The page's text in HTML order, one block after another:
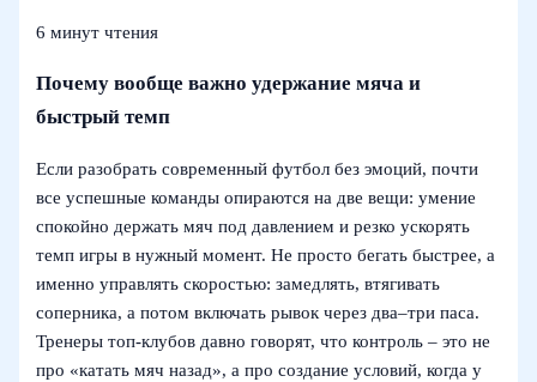
6 минут чтения
Почему вообще важно удержание мяча и
быстрый темп
Если разобрать современный футбол без эмоций, почти
все успешные команды опираются на две вещи: умение
спокойно держать мяч под давлением и резко ускорять
темп игры в нужный момент. Не просто бегать быстрее, а
именно управлять скоростью: замедлять, втягивать
соперника, а потом включать рывок через два–три паса.
Тренеры топ-клубов давно говорят, что контроль – это не
про «катать мяч назад», а про создание условий, когда у